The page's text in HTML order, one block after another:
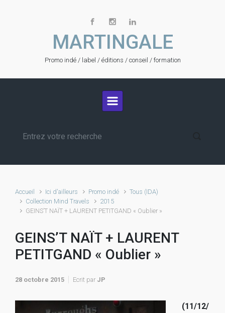
MARTINGALE
Promo indé / label / éditions / conseil / formation
Accueil Ici d'ailleurs Promo indé
Tous (IDA)
Collection Mind Travels
2015
GEINS’T NAÏT + LAURENT PETITGAND « Oublier »
GEINS’T NAÏT + LAURENT
PETITGAND « Oublier »
28 octobre 2015 Ecrit par JP
(11/12/